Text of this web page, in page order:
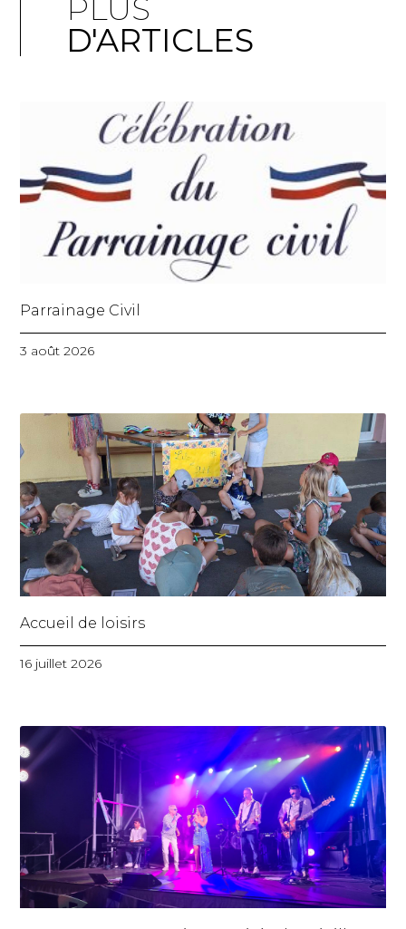
PLUS
D'ARTICLES
Parrainage Civil
3 août 2026
Accueil de loisirs
16 juillet 2026